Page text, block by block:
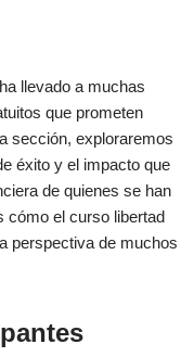
llevado a muchas
que prometen
sección, exploraremos
éxito y el impacto que
de quienes se han
cómo el curso libertad
perspectiva de muchos